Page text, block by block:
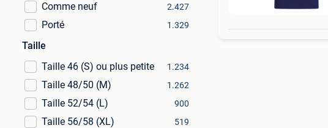
Comme neuf 2.427
Porté 1.329
Taille
Taille 46 (S) ou plus petite
1.234
Taille 48/50 (M) 1.262
Taille 52/54 (L) 900
Taille 56/58 (XL) 519